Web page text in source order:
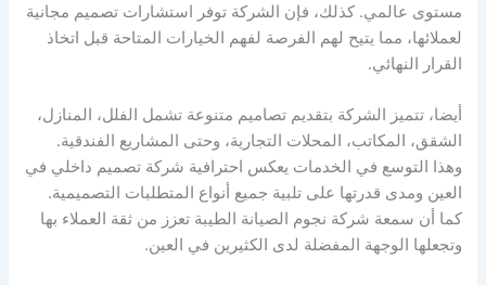
مستوى عالمي. كذلك، فإن الشركة توفر استشارات تصميم مجانية
لعملائها، مما يتيح لهم الفرصة لفهم الخيارات المتاحة قبل اتخاذ
القرار النهائي.
أيضا، تتميز الشركة بتقديم تصاميم متنوعة تشمل الفلل، المنازل،
الشقق، المكاتب، المحلات التجارية، وحتى المشاريع الفندقية.
وهذا التوسع في الخدمات يعكس احترافية شركة تصميم داخلي في
العين ومدى قدرتها على تلبية جميع أنواع المتطلبات التصميمية.
كما أن سمعة شركة نجوم الصيانة الطيبة تعزز من ثقة العملاء بها
وتجعلها الوجهة المفضلة لدى الكثيرين في العين.